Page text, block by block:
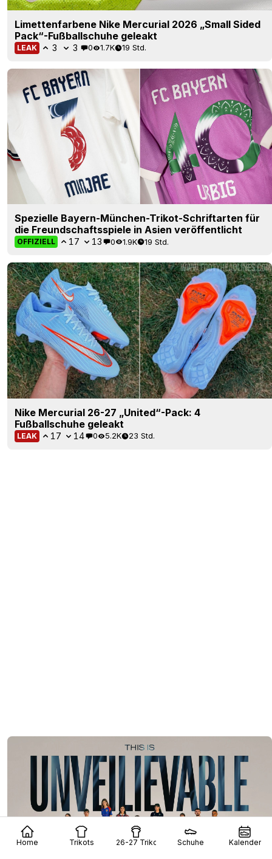
Home Trikots 26-27 Trikots Schuhe Kalender
Limettenfarbene Nike Mercurial 2026 „Small Sided
Pack“-Fußballschuhe geleakt
LEAK 3 3 0 1.7K 19 Std.
Spezielle Bayern-München-Trikot-Schriftarten für
die Freundschaftsspiele in Asien veröffentlicht
OFFIZIELL 17 13 0 1.9K 19 Std.
Nike Mercurial 26-27 „United“-Pack: 4
Fußballschuhe geleakt
LEAK 17 14 0 5.2K 23 Std.